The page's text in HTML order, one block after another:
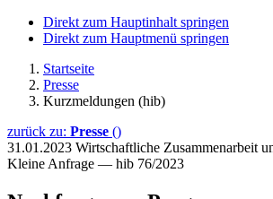
Direkt zum Hauptinhalt springen
Direkt zum Hauptmenü springen
Startseite
Presse
Kurzmeldungen (hib)
zurück zu: Presse ()
31.01.2023 Wirtschaftliche Zusammenarbeit
Kleine Anfrage — hib 76/2023